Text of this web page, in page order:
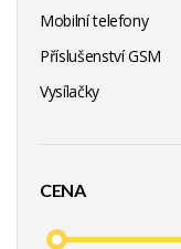
Mobilní telefony
Příslušenství GSM
Vysílačky
CENA